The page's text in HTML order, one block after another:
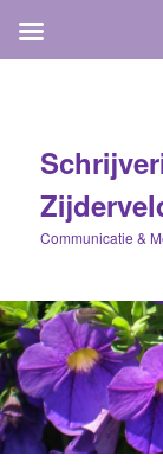
Communicatie &